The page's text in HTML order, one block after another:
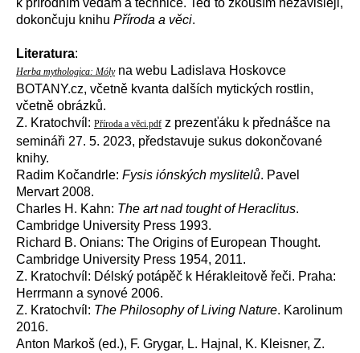
k přírodním vědám a technice. Teď to zkouším nezávisleji,
dokončuju knihu Příroda a věci.
Literatura:
Herba mythologica: Móly na webu Ladislava Hoskovce
BOTANY.cz, včetně kvanta dalších mytických rostlin,
včetně obrázků.
Z. Kratochvíl: Příroda a věci.pdf z prezenťáku k přednášce na
semináři 27. 5. 2023, představuje sukus dokončované
knihy.
Radim Kočandrle: Fysis iónských myslitelů. Pavel
Mervart 2008.
Charles H. Kahn: The art nad tought of Heraclitus.
Cambridge University Press 1993.
Richard B. Onians: The Origins of European Thought.
Cambridge University Press 1954, 2011.
Z. Kratochvíl: Délský potápěč k Hérakleitově řeči. Praha:
Herrmann a synové 2006.
Z. Kratochvíl: The Philosophy of Living Nature. Karolinum
2016.
Anton Markoš (ed.), F. Grygar, L. Hajnal, K. Kleisner, Z.